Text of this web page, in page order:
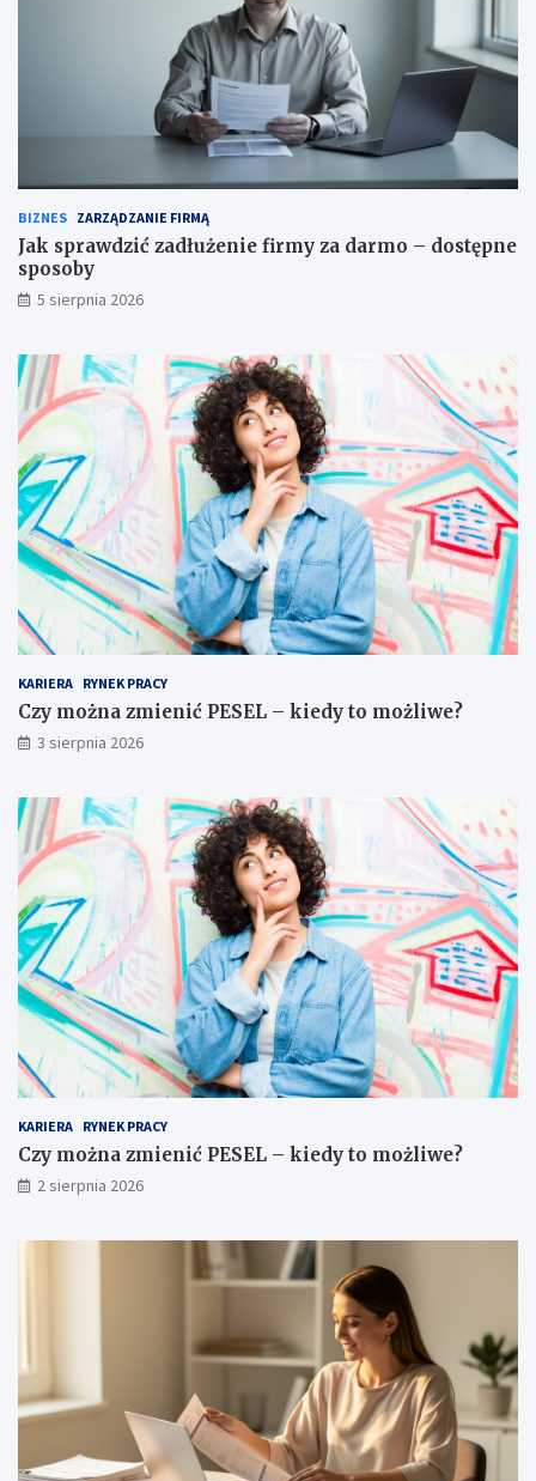
BIZNES ZARZĄDZANIE FIRMĄ
Jak sprawdzić zadłużenie firmy za darmo – dostępne
sposoby
5 sierpnia 2026
KARIERA RYNEK PRACY
Czy można zmienić PESEL – kiedy to możliwe?
3 sierpnia 2026
KARIERA RYNEK PRACY
Czy można zmienić PESEL – kiedy to możliwe?
2 sierpnia 2026